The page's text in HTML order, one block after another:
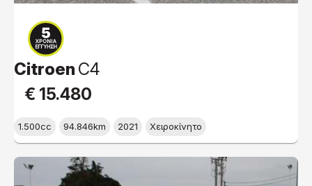
CitroenC4
€ 15.480
1.500cc 94.846km 2021 Χειροκίνητο